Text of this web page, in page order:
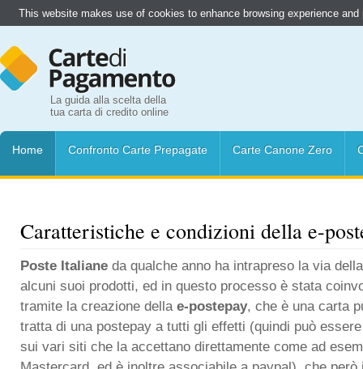
La guida alla scelta della
tua carta di credito online
Home Confronto Carte Prepagate Carte Canone Zero
Caratteristiche e condizioni della e-
Poste Italiane da qualche anno ha intrapreso la via
alcuni suoi prodotti, ed in questo processo è stata
tramite la creazione della e-postepay, che è una carta
tratta di una postepay a tutti gli effetti (quindi può
sui vari siti che la accettano direttamente come ad
This website makes use of cookies to enhance browsing experience